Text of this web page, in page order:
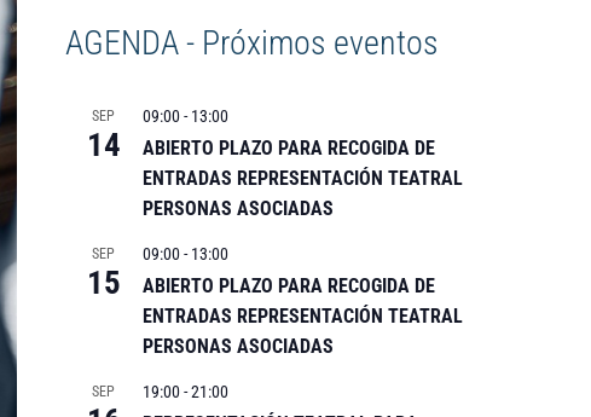
AGENDA - Próximos eventos
SEP
14
09:00-13:00
ABIERTO PLAZO PARA RECOGIDA DE
ENTRADAS REPRESENTACIÓN TEATRAL
PERSONAS ASOCIADAS
SEP
15
09:00-13:00
ABIERTO PLAZO PARA RECOGIDA DE
ENTRADAS REPRESENTACIÓN TEATRAL
PERSONAS ASOCIADAS
SEP 19:00-21:00